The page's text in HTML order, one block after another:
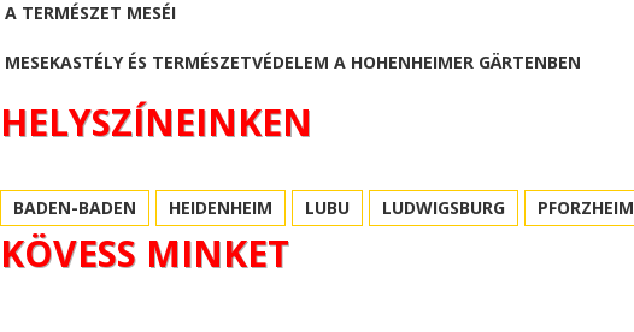
A TERMÉSZET MESÉI
MESEKASTÉLY ÉS TERMÉSZETVÉDELEM A HOHENHEIMER GÄRTENBEN
HELYSZÍNEINKEN
BADEN-BADEN HEIDENHEIM LUBU LUDWIGSBURG PFORZHEIM
KÖVESS MINKET